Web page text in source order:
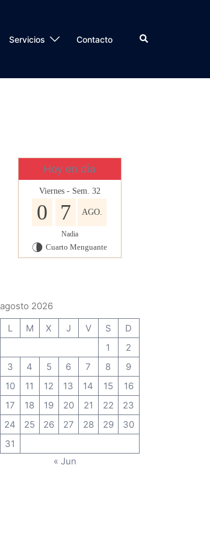
Servicios Contacto Buscar
Hoy en día
Viernes - Sem. 32
0 7 AGO.
Nadia
U Cuarto Menguante
agosto 2026
L
M X J V S
D
1
2
3
4 5 6 7 8
9
10
11 12 13 14 15
16
17
18 19 20 21 22
23
24
25 26 27 28 29
30
31
« Jun